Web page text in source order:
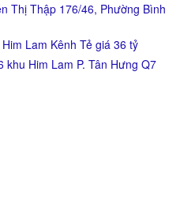
Thị Thập 176/46, Phường Bình
Lam Kênh Tẻ giá 36 tỷ
Him Lam P. Tân Hưng Q7